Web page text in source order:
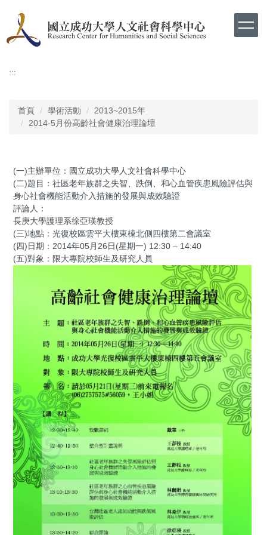
要
容
:::
首頁 學術活動
2013~2015年
2014-5月份高齡社會健康治理論壇
(一)主辦單位：國立成功大學人文社會科學中心
(二)題目：社區老年族群之失智、跌倒、和心血管疾患風險評估與
身心社會機能活動介入措施的發展與成效驗證
評論人：
長庚大學護理系徐亞瑛教授
(三)地點：光復校區雲平大樓東棟北側四樓第二會議室
(四)日期：2014年05月26日(星期一) 12:30 – 14:40
(五)對象：限大專院校師生及研究人員